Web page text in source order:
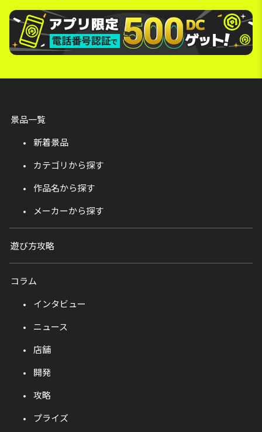
景品一覧
新着景品
カテゴリから探す
作品名から探す
メーカーから探す
遊び方攻略
コラム
インタビュー
ニュース
店舗
開発
攻略
プライズ